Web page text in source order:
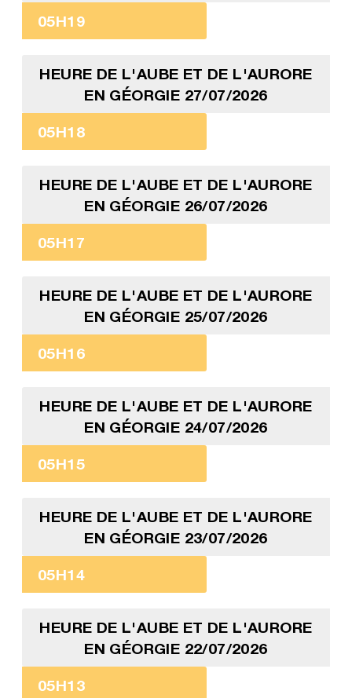
05H19
HEURE DE L'AUBE ET DE L'AURORE
EN GÉORGIE 27/07/2026
05H18
HEURE DE L'AUBE ET DE L'AURORE
EN GÉORGIE 26/07/2026
05H17
HEURE DE L'AUBE ET DE L'AURORE
EN GÉORGIE 25/07/2026
05H16
HEURE DE L'AUBE ET DE L'AURORE
EN GÉORGIE 24/07/2026
05H15
HEURE DE L'AUBE ET DE L'AURORE
EN GÉORGIE 23/07/2026
05H14
HEURE DE L'AUBE ET DE L'AURORE
EN GÉORGIE 22/07/2026
05H13